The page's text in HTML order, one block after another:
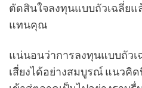
ตัดสินใจลงทุนแบบถัวเฉลี่ย
แทนคุณ
แน่นอนว่าการลงทุนแบบถัว
เสี่ยงได้อย่างสมบูรณ์ แนวคิด